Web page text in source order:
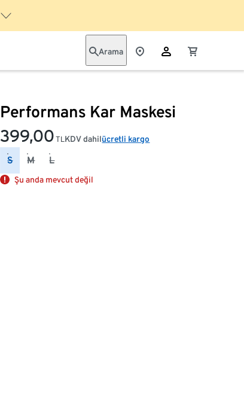
Arama
Performans Kar Maskesi
399,00 TLKDV dahilücretli kargo
S M L
Şu anda mevcut değil